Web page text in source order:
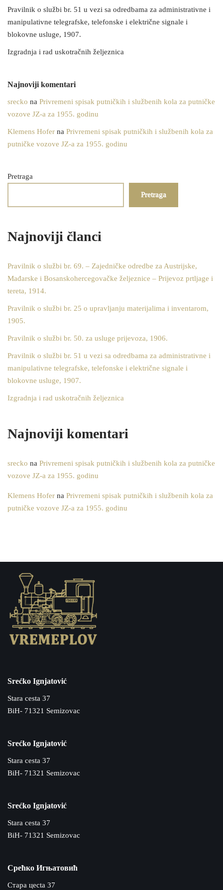
Pravilnik o službi br. 51 u vezi sa odredbama za administrativne i
manipulativne telegrafske, telefonske i električne signale i
blokovne usluge, 1907.
Izgradnja i rad uskotračnih željeznica
Najnoviji komentari
srecko na Privremeni spisak putničkih i službenih kola za putničke
vozove JZ-a za 1955. godinu
Klemens Hofer na Privremeni spisak putničkih i službenih kola za
putničke vozove JZ-a za 1955. godinu
Pretraga
Pretraga
Najnoviji članci
Pravilnik o službi br. 69. – Zajedničke odredbe za Austrijske,
Mađarske i Bosanskohercegovačke željeznice – Prijevoz prtljage i
tereta, 1914.
Pravilnik o službi br. 25 o upravljanju materijalima i inventarom,
1905.
Pravilnik o službi br. 50. za usluge prijevoza, 1906.
Pravilnik o službi br. 51 u vezi sa odredbama za administrativne i
manipulativne telegrafske, telefonske i električne signale i
blokovne usluge, 1907.
Izgradnja i rad uskotračnih željeznica
Najnoviji komentari
srecko na Privremeni spisak putničkih i službenih kola za putničke
vozove JZ-a za 1955. godinu
Klemens Hofer na Privremeni spisak putničkih i službenih kola za
putničke vozove JZ-a za 1955. godinu
Srećko Ignjatović
Stara cesta 37
BiH- 71321 Semizovac
Srećko Ignjatović
Stara cesta 37
BiH- 71321 Semizovac
Srećko Ignjatović
Stara cesta 37
BiH- 71321 Semizovac
Срећко Игњатовић
Cтара цecta 37